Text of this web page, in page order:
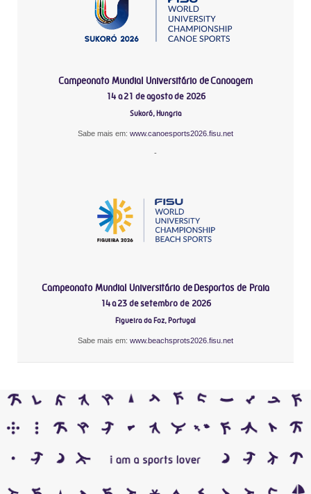
Campeonato Mundial Universitário de Canoagem
14 a 21 de agosto de 2026
Sukoró, Hungria
Sabe mais em: www.canoesports2026.fisu.net
-
Campeonato Mundial Universitário de Desportos de Praia
14 a 23 de setembro de 2026
Figueira da Foz, Portugal
Sabe mais em: www.beachsprots2026.fisu.net